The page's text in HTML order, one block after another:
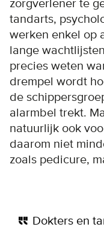
zorgverlener te
tandarts,
werken enkel op
lange
precies weten
drempel wordt
de
alarmbel trekt.
natuurlijk ook
daarom niet
zoals pedicure,
Dokters en